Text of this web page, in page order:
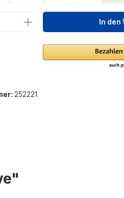
Anzahl: Gib denIn
252221